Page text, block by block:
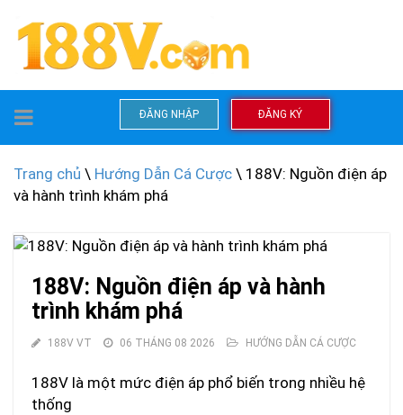
TOGGLE
NAVIGATION
ĐĂNG NHẬP ĐĂNG KÝ
Trang chủ \ Hướng Dẫn Cá Cược \ 188V: Nguồn điện áp
và hành trình khám phá
188V: Nguồn điện áp và hành
trình khám phá
188V VT 06 THÁNG 08 2026 HƯỚNG DẪN CÁ CƯỢC
188V là một mức điện áp phổ biến trong nhiều hệ
thống